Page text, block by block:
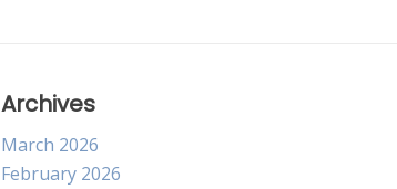
Archives
March 2026
February 2026